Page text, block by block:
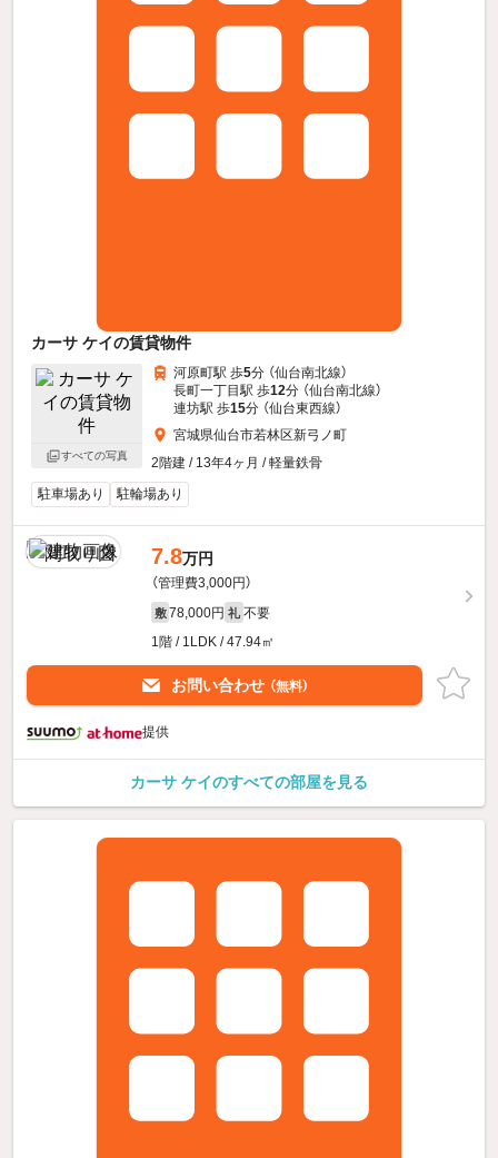
カーサ ケイの賃貸物件
すべての写真
河原町駅 歩5分 （仙台南北線）
長町一丁目駅 歩12分 （仙台南北線）
連坊駅 歩15分 （仙台東西線）
宮城県仙台市若林区新弓ノ町
2階建 / 13年4ヶ月 / 軽量鉄骨
駐車場あり
駐輪場あり
7.8万円
（管理費3,000円）
敷 78,000円 礼 不要
1階 / 1LDK / 47.94㎡
お問い合わせ （無料）
提供
カーサ ケイのすべての部屋を見る